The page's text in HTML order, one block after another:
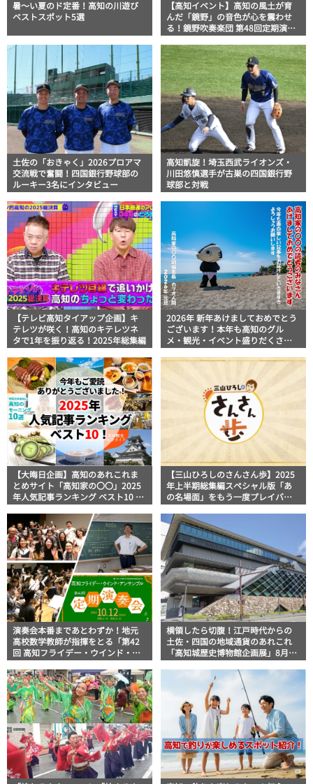
暑～い夏のド定番！高知の川遊び
ベストスポット5選
【高知イベント】高知の風土が育
んだ「鏡野」の音色が心を震わせ
る！鏡野吹奏楽団 第48回定期演奏
土佐の「おきゃく」2026プロアマ
交流戦で奮闘！四国銀行野球部の
ルーキー3名にインタビュー
高知凱旋！埼玉西武ライオンズ・
川田悠慎選手が古巣の四国銀行野
球部と対戦
【テレビ高知タイアップ企画】キ
テレツが咲く！高知のキテレツネ
タで1年を振り返る！2025年総集編
2026年 新年あけましておめでとう
ございます！本年も高知のグル
メ・観光・イベント盛りだくさん
願いします
【大晦日企画】高知のあれこれま
とめサイト「高知家の〇〇」2025
年人気記事ランキング ベスト10 発
【三山ひろしのさんさん歩】2025
年上半期総集編スペシャル版「あ
の名場面」をもう一度プレイバッ
演奏会本番まであとわずか！地元
高校数学教師が指揮をとる「第42
回 高知フライデー・ウインド・ア
レポート！
横領したら切腹！江戸時代からの
土佐・四国の地域通貨のあれこれ
「高知城歴史博物館企画展」8月31